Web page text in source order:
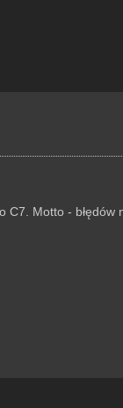
Motto - błędów